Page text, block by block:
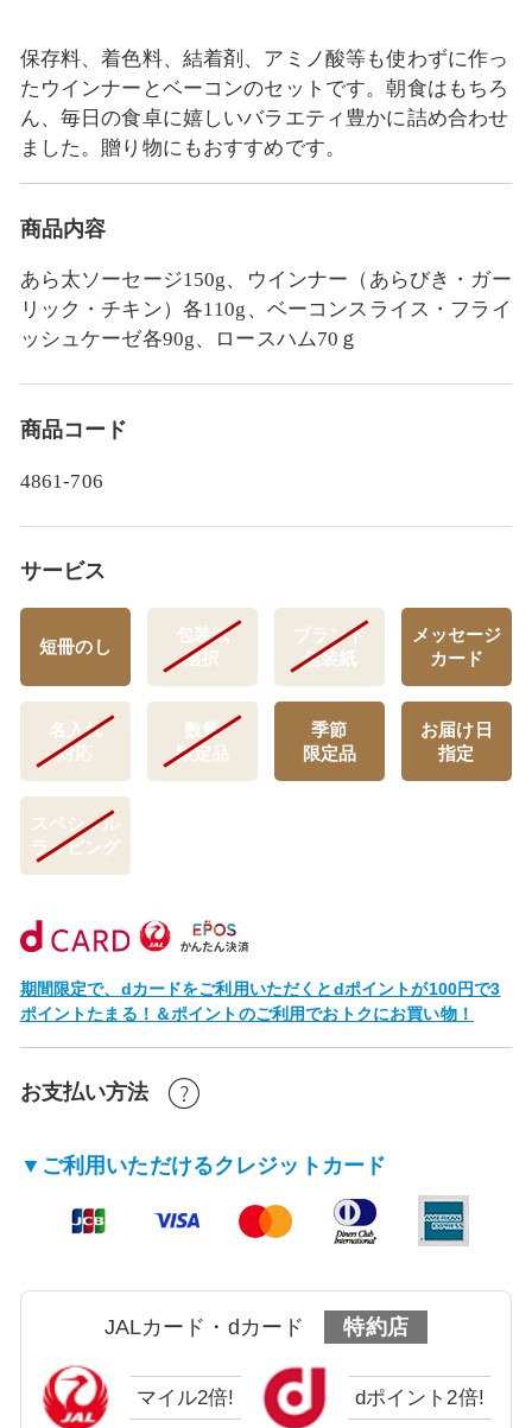
保存料、着色料、結着剤、アミノ酸等も使わずに作っ
たウインナーとベーコンのセットです。朝食はもちろ
ん、毎日の食卓に嬉しいバラエティ豊かに詰め合わせ
ました。贈り物にもおすすめです。
商品内容
あら太ソーセージ150g、ウインナー（あらびき・ガー
リック・チキン）各110g、ベーコンスライス・フライ
ッシュケーゼ各90g、ロースハム70ｇ
商品コード
4861-706
サービス
短冊のし
包装紙
選択
ブランド
包装紙
メッセージ
カード
名入れ
対応
数量
限定品
季節
限定品
お届け日
指定
スペシャル
ラッピング
期間限定で、dカードをご利用いただくとdポイントが100円で3
ポイントたまる！＆ポイントのご利用でおトクにお買い物！
お支払い方法
▼ご利用いただけるクレジットカード
JALカード・dカード 特約店
マイル2倍! dポイント2倍!